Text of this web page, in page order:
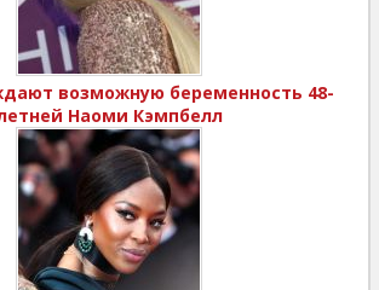
возможную беременность 48-
Наоми Кэмпбелл